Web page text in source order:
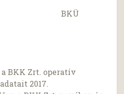
BKK Zrt. operatív
2017.